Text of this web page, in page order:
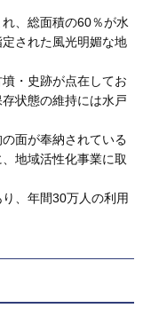
、総面積の60％が水
された風光明媚な地
・史跡が点在してお
状態の維持には水戸
面が奉納されている
地域活性化事業に取
、年間30万人の利用